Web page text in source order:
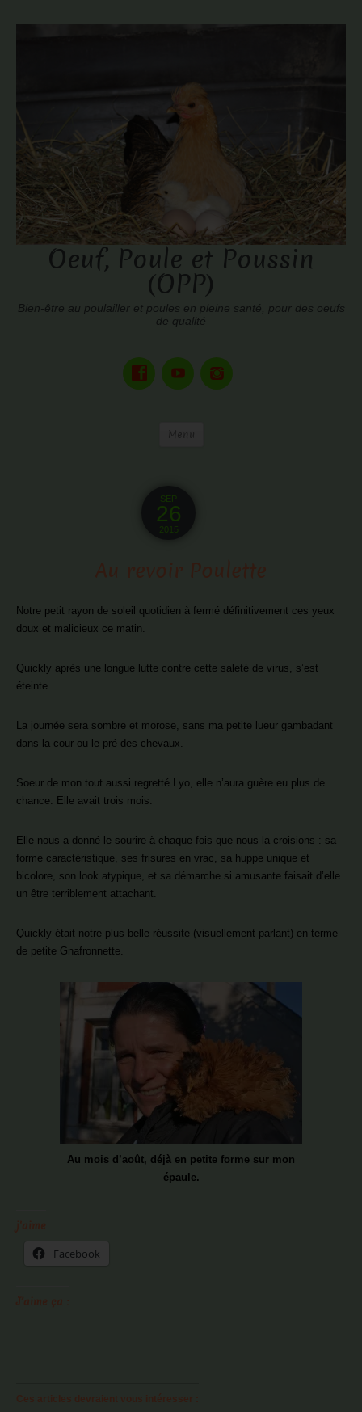
Oeuf, Poule et Poussin
(OPP)
Bien-être au poulailler et poules en pleine santé, pour des oeufs
de qualité
SEP
26
2015
Notre petit rayon de soleil quotidien à fermé définitivement ces yeux
doux et malicieux ce matin.
Quickly après une longue lutte contre cette saleté de virus, s’est
éteinte.
La journée sera sombre et morose, sans ma petite lueur gambadant
dans la cour ou le pré des chevaux.
Soeur de mon tout aussi regretté Lyo, elle n’aura guère eu plus de
chance. Elle avait trois mois.
Elle nous a donné le sourire à chaque fois que nous la croisions : sa
forme caractéristique, ses frisures en vrac, sa huppe unique et
bicolore, son look atypique, et sa démarche si amusante faisait d’elle
un être terriblement attachant.
Quickly était notre plus belle réussite (visuellement parlant) en terme
de petite Gnafronnette.
Au mois d’août, déjà en petite forme sur mon
épaule.
Facebook